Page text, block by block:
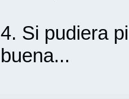
4. Si pudiera
buena...